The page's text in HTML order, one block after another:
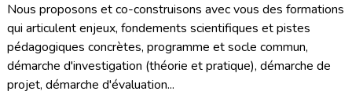
Nous proposons et co-construisons avec vous des formations
qui articulent enjeux, fondements scientifiques et pistes
pédagogiques concrètes, programme et socle commun,
démarche d'investigation (théorie et pratique), démarche de
projet, démarche d'évaluation...